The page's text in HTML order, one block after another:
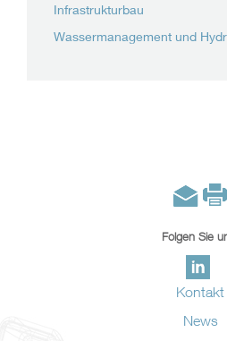
Infrastrukturbau
Wassermanagement und
Folgen Sie
Kontakt
News